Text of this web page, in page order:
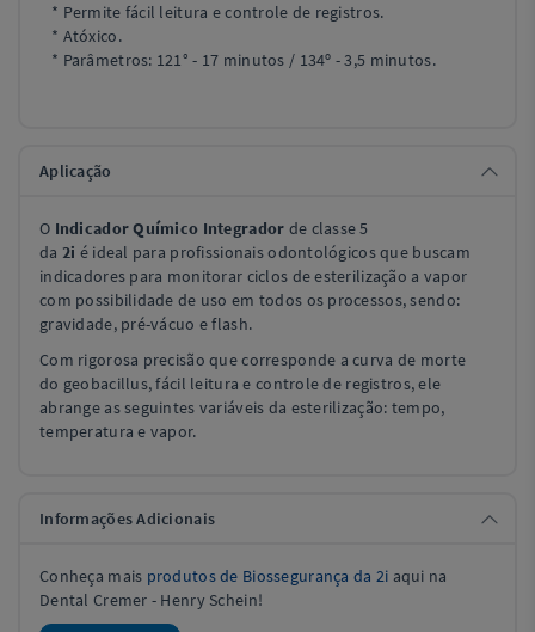
* Permite fácil leitura e controle de registros.
* Atóxico.
* Parâmetros: 121° - 17 minutos / 134º - 3,5 minutos.
Aplicação
O Indicador Químico Integrador de classe 5
da 2i é ideal para profissionais odontológicos que buscam
indicadores para monitorar ciclos de esterilização a vapor
com possibilidade de uso em todos os processos, sendo:
gravidade, pré-vácuo e flash.
Com rigorosa precisão que corresponde a curva de morte
do geobacillus, fácil leitura e controle de registros, ele
abrange as seguintes variáveis da esterilização: tempo,
temperatura e vapor.
Informações Adicionais
Conheça mais produtos de Biossegurança da 2i aqui na
Dental Cremer - Henry Schein!